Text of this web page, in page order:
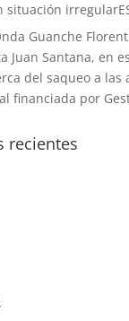
situación
Guanche
Juan Santana, en
del saqueo a las
financiada por
recientes